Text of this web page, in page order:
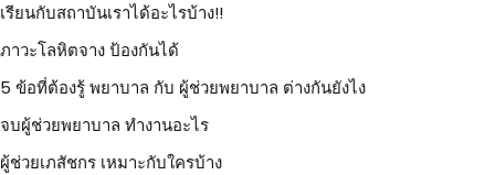
เรียนกับสถาบันเราได้อะไรบ้าง!!
ภาวะโลหิตจาง ป้องกันได้
5 ข้อที่ต้องรู้ พยาบาล กับ ผู้ช่วยพยาบาล ต่างกันยังไง
จบผู้ช่วยพยาบาล ทำงานอะไร
ผู้ช่วยเภสัชกร เหมาะกับใครบ้าง